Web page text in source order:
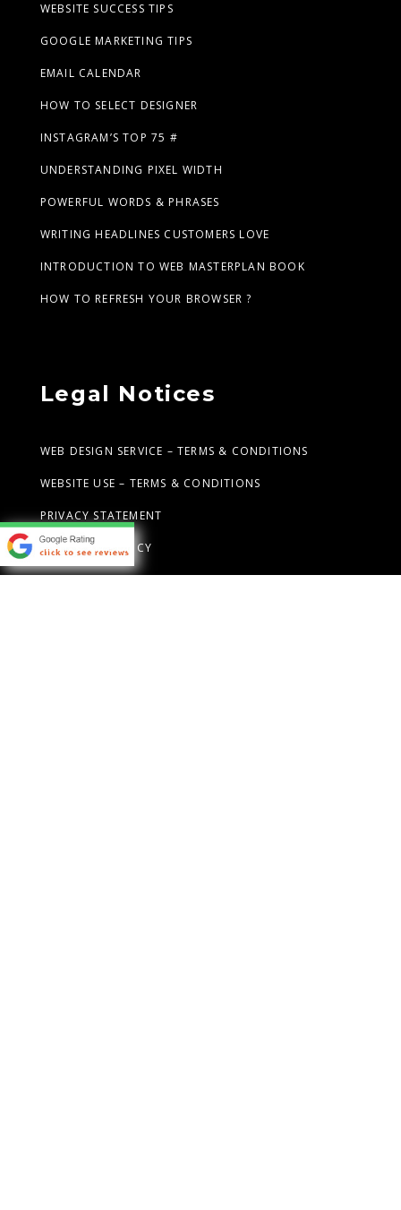
WEBSITE SUCCESS TIPS
GOOGLE MARKETING TIPS
EMAIL CALENDAR
HOW TO SELECT DESIGNER
INSTAGRAM’S TOP 75 #
UNDERSTANDING PIXEL WIDTH
POWERFUL WORDS & PHRASES
WRITING HEADLINES CUSTOMERS LOVE
INTRODUCTION TO WEB MASTERPLAN BOOK
HOW TO REFRESH YOUR BROWSER ?
Legal Notices
WEB DESIGN SERVICE – TERMS & CONDITIONS
WEBSITE USE – TERMS & CONDITIONS
PRIVACY STATEMENT
ANTI-SPAM POLICY